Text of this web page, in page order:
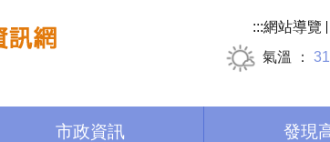
:::網站導覽
氣溫
市政資訊 發現